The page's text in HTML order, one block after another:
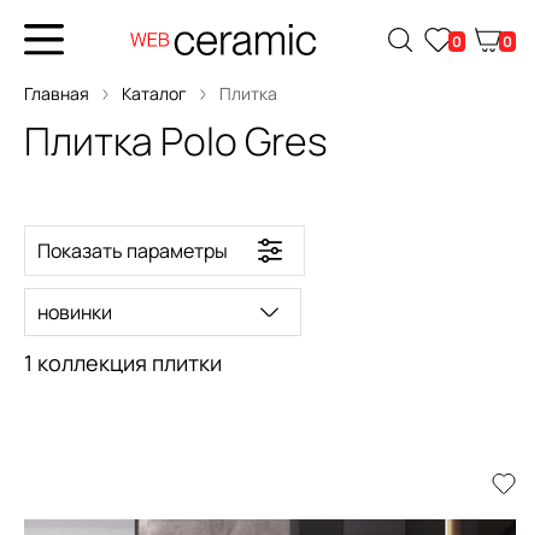
0 0
Главная Каталог Плитка
Плитка Polo Gres
Показать параметры
1 коллекция плитки
новинки